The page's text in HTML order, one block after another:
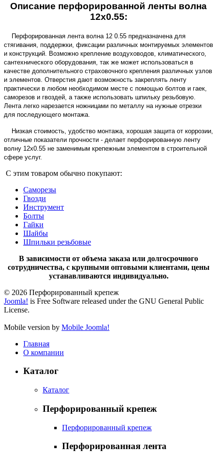
Описание перфорированной ленты волна
12х0.55:
Перфорированная лента волна 12 0.55 предназначена для
стягивания, поддержки, фиксации различных монтируемых элементов
и конструкций. Возможно крепление воздуховодов, климатического,
сантехнического оборудования, так же может использоваться в
качестве дополнительного страховочного крепления различных узлов
и элементов. Отверстия дают возможность закреплять ленту
практически в любом необходимом месте с помощью болтов и гаек,
саморезов и гвоздей, а также использовать шпильку резьбовую.
Лента легко нарезается ножницами по металлу на нужные отрезки
для последующего монтажа.
Низкая стоимость, удобство монтажа, хорошая защита от коррозии,
отличные показатели прочности - делает перфорированную ленту
волну 12х0.55 не заменимым крепежным элементом в строительной
сфере услуг.
С этим товаром обычно покупают:
Саморезы
Гвозди
Инструмент
Болты
Гайки
Шайбы
Шпильки резьбовые
В зависимости от объема заказа или долгосрочного
сотрудничества, с крупными оптовыми клиентами, цены
устанавливаются индивидуально.
© 2026 Перфорированный крепеж
Joomla! is Free Software released under the GNU General Public
License.
Mobile version by Mobile Joomla!
Главная
О компании
Каталог
Каталог
Перфорированный крепеж
Перфорированный крепеж
Перфорированная лента